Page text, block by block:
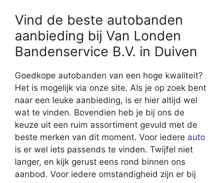
Vind de beste autobanden
aanbieding bij Van Londen
Bandenservice B.V. in Duiven
Goedkope autobanden van een hoge kwaliteit?
Het is mogelijk via onze site. Als je op zoek bent
naar een leuke aanbieding, is er hier altijd wel
wat te vinden. Bovendien heb je bij ons de
keuze uit een ruim assortiment gevuld met de
beste merken van dit moment. Voor iedere auto
is er wel iets passends te vinden. Twijfel niet
langer, en kijk gerust eens rond binnen ons
aanbod. Voor iedere omstandigheid zijn er bij